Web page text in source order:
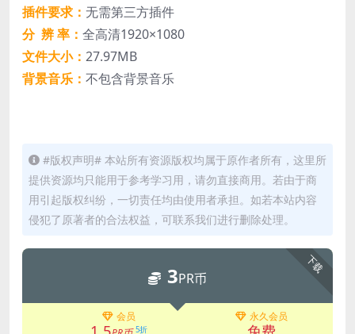
插件要求： 无需第三方插件
分 辨 率： 全高清1920×1080
文件大小： 27.97MB
背景音乐： 不包含背景音乐
#版权声明# 本站所有资源版权均属于原作者所有，这里所
提供资源均只能用于参考学习用，请勿直接商用。若由于商
用引起版权纠纷，一切责任均由使用者承担。如若本站内容
侵犯了原著者的合法权益，可联系我们进行删除处理。
下载
3PR币
会员
5折
永久会员